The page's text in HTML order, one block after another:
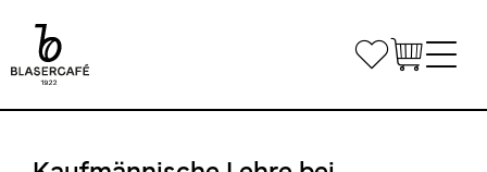
Inhalt
Bookmarks
navigation